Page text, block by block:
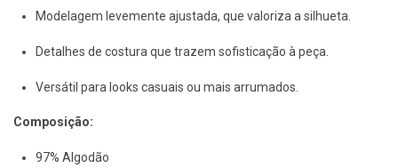
Modelagem levemente ajustada, que valoriza a silhueta.
Detalhes de costura que trazem sofisticação à peça.
Versátil para looks casuais ou mais arrumados.
Composição:
97% Algodão